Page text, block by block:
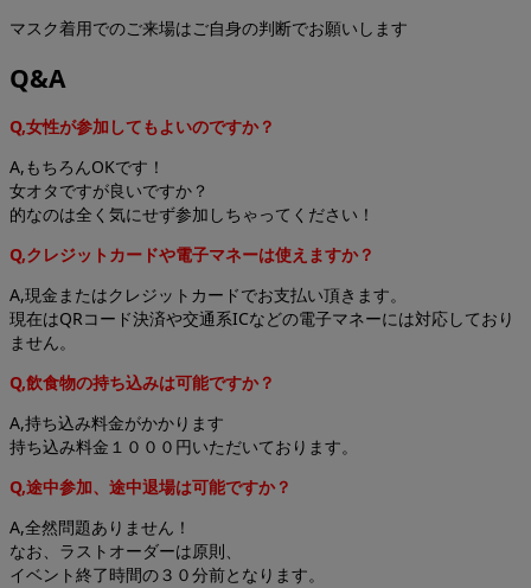
マスク着用でのご来場はご自身の判断でお願いします
Q&A
Q,女性が参加してもよいのですか？
A,もちろんOKです！
女オタですが良いですか？
的なのは全く気にせず参加しちゃってください！
Q,クレジットカードや電子マネーは使えますか？
A,現金またはクレジットカードでお支払い頂きます。
現在はQRコード決済や交通系ICなどの電子マネーには対応しており
ません。
Q,飲食物の持ち込みは可能ですか？
A,持ち込み料金がかかります
持ち込み料金１０００円いただいております。
Q,途中参加、途中退場は可能ですか？
A,全然問題ありません！
なお、ラストオーダーは原則、
イベント終了時間の３０分前となります。